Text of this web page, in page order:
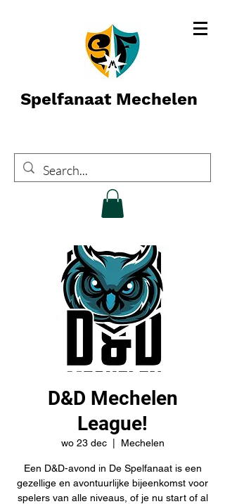
Spelfanaat Mechelen
D&D Mechelen
League!
wo 23 dec
  |
Mechelen
Een D&D-avond in De Spelfanaat is een
gezellige en avontuurlijke bijeenkomst voor
spelers van alle niveaus, of je nu start of al